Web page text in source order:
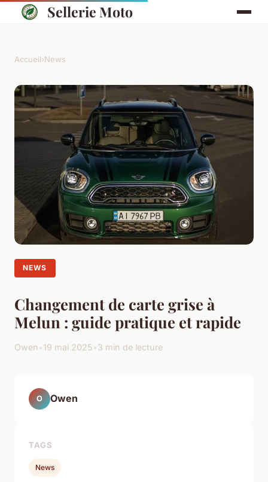
Sellerie Moto
Accueil›News
NEWS
Changement de carte grise à
Melun : guide pratique et rapide
Owen •19 mai 2025•3 min de lecture
O Owen
TAGS
News